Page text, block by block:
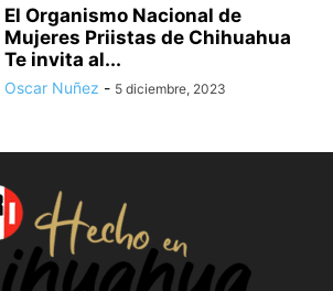
El Organismo Nacional de
Mujeres Priistas de Chihuahua
Te invita al...
Oscar Nuñez - 5 diciembre, 2023